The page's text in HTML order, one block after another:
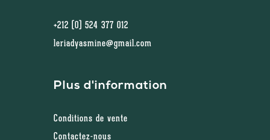
+212 (0) 524 377 012
leriadyasmine@gmail.com
Plus d'information
Conditions de vente
Contactez-nous